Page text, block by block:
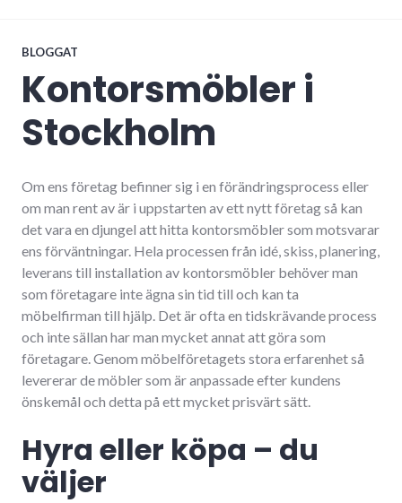
BLOGGAT
Kontorsmöbler i
Stockholm
Om ens företag befinner sig i en förändringsprocess eller
om man rent av är i uppstarten av ett nytt företag så kan
det vara en djungel att hitta kontorsmöbler som motsvarar
ens förväntningar. Hela processen från idé, skiss, planering,
leverans till installation av kontorsmöbler behöver man
som företagare inte ägna sin tid till och kan ta
möbelfirman till hjälp. Det är ofta en tidskrävande process
och inte sällan har man mycket annat att göra som
företagare. Genom möbelföretagets stora erfarenhet så
levererar de möbler som är anpassade efter kundens
önskemål och detta på ett mycket prisvärt sätt.
Hyra eller köpa – du
väljer